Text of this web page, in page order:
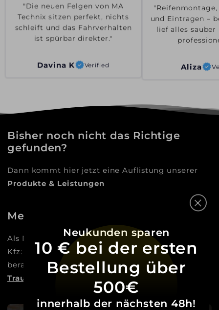
Neukunden sparen
10 € bei der ersten
Bestellung über
500€
innerhalb der nächsten 48h!
"Die neuen Felgen von MA
Technix sitzen perfekt, nichts
schleift und das Fahrverhalten
ist spürbar direkter."
Davina K Verified
und Eintragen –
lief alles
Aliza
Bisher noch nicht das Richtige
gefunden?
Dann kommt hier jetzt eine Auflistung unserer
Produkte & Leistungen
Mehr als nur ein Online-Shop
Als Meisterbetrieb sind wir die Experten für dein
Kfz: Vom Autoglas über Reifen bis zum Tuning
beraten und begleiten wir dich dabei,deinen
Traum Wirklichkeit werden zu lassen!